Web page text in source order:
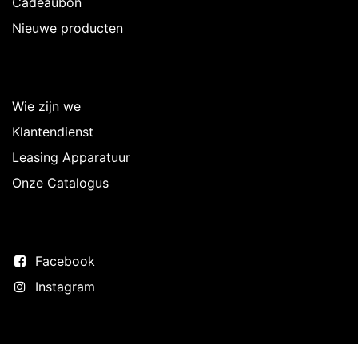
Nieuwe producten
Wie zijn we
Klantendienst
Leasing Apparatuur
Onze Catalogus
Facebook
Instagram